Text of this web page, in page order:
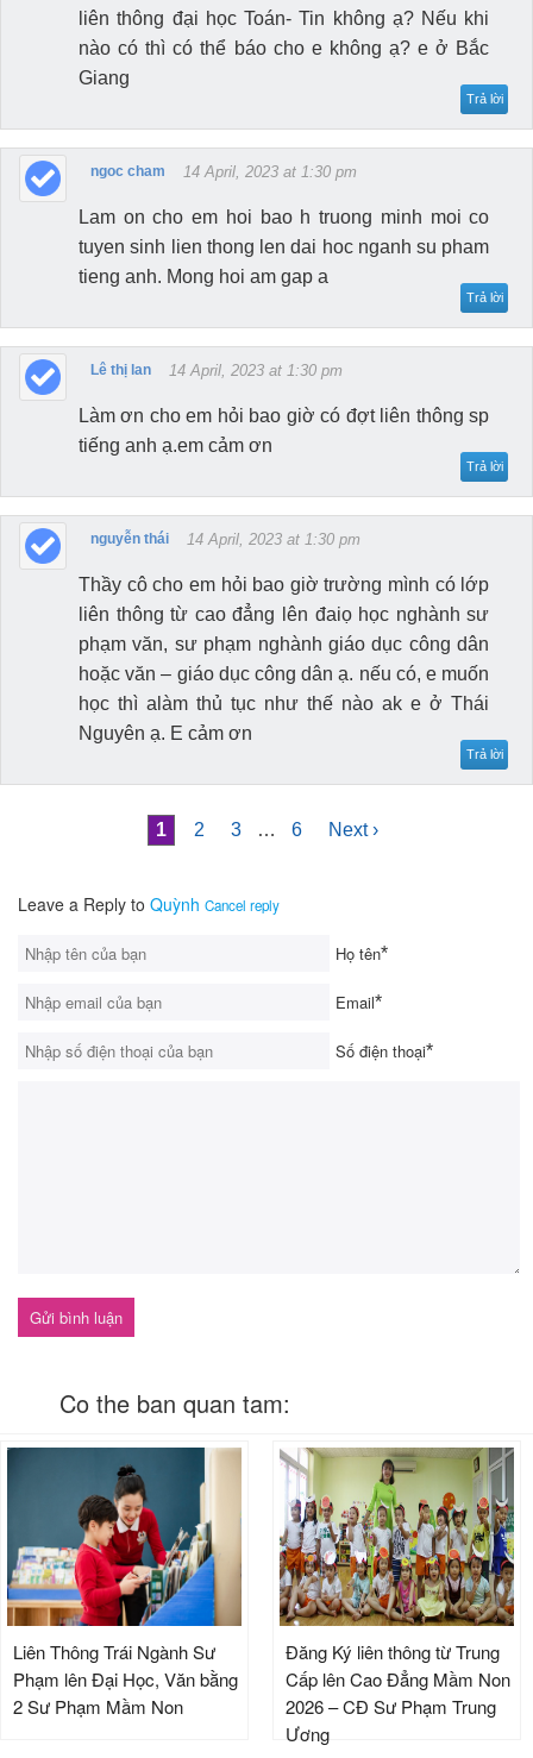
liên thông đại học Toán- Tin không ạ? Nếu khi
nào có thì có thể báo cho e không ạ? e ở Bắc
Giang
Trả lời
ngoc cham 14 April, 2023 at 1:30 pm
Lam on cho em hoi bao h truong minh moi co
tuyen sinh lien thong len dai hoc nganh su pham
tieng anh. Mong hoi am gap a
Trả lời
Lê thị lan 14 April, 2023 at 1:30 pm
Làm ơn cho em hỏi bao giờ có đợt liên thông sp
tiếng anh ạ.em cảm ơn
Trả lời
nguyễn thái 14 April, 2023 at 1:30 pm
Thầy cô cho em hỏi bao giờ trường mình có lớp
liên thông từ cao đẳng lên đaiọ học nghành sư
phạm văn, sư phạm nghành giáo dục công dân
hoặc văn – giáo dục công dân ạ. nếu có, e muốn
học thì alàm thủ tục như thế nào ak e ở Thái
Nguyên ạ. E cảm ơn
Trả lời
1 2 3 … 6 Next ›
Leave a Reply to Quỳnh Cancel reply
Họ tên*
Email*
Số điện thoại*
Co the ban quan tam:
Liên Thông Trái Ngành Sư
Phạm lên Đại Học, Văn bằng
2 Sư Phạm Mầm Non
Đăng Ký liên thông từ Trung
Cấp lên Cao Đẳng Mầm Non
2026 – CĐ Sư Phạm Trung
Ương